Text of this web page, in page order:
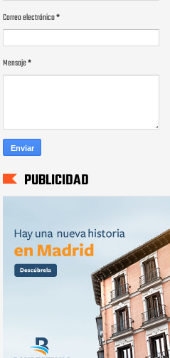
Correo electrónico*
Mensaje*
PUBLICIDAD